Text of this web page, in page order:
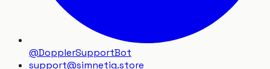
@DopplerSupportBot
support@simnetiq.store